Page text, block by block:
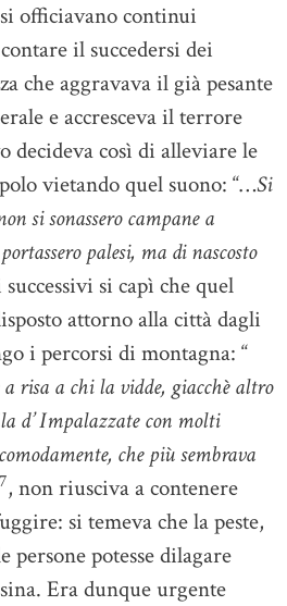
officiavano continui
il succedersi dei
che aggravava il già pesante
e accresceva il terrore
decideva così di alleviare le
vietando quel suono: “…Si
si sonassero campane a
palesi, ma di nascosto
si capì che quel
attorno alla città dagli
i percorsi di montagna: “
a risa a chi la vidde, giacchè altro
d’ Impalazzate con molti
che più sembrava
, non riusciva a contenere
si temeva che la peste,
persone potesse dilagare
Era dunque urgente